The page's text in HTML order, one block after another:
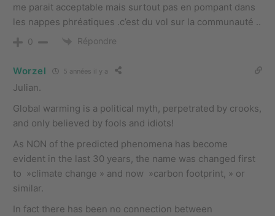
me parait acceptable mais surtout pas en pompant dans
les nappes phréatiques .c’est du vol sur la communauté ..
0 Répondre
Worzel 5 années il y a
Julian.
Global warming is a political myth, perpetrated by crooks,
and only believed by fools and idiots!
As NON of the predicted phenomena has become
evident in the last 30 years, the name was changed first
to »climate change » and now »carbon footprint, » or
similar.
In fact there has been no connection between